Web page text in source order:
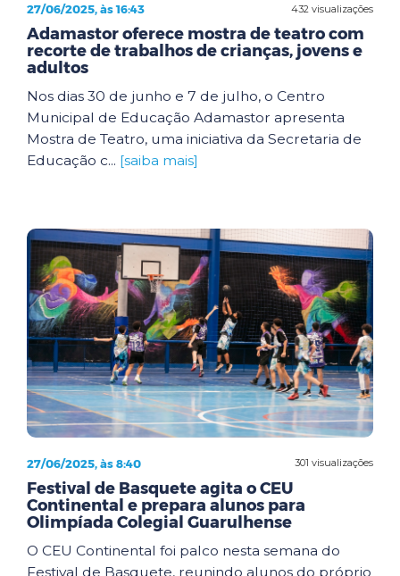
432 visualizações
27/06/2025, às 16:43
Adamastor oferece mostra de teatro com
recorte de trabalhos de crianças, jovens e
adultos
Nos dias 30 de junho e 7 de julho, o Centro
Municipal de Educação Adamastor apresenta
Mostra de Teatro, uma iniciativa da Secretaria de
Educação c... [saiba mais]
301 visualizações
27/06/2025, às 8:40
Festival de Basquete agita o CEU
Continental e prepara alunos para
Olimpíada Colegial Guarulhense
O CEU Continental foi palco nesta semana do
Festival de Basquete, reunindo alunos do próprio